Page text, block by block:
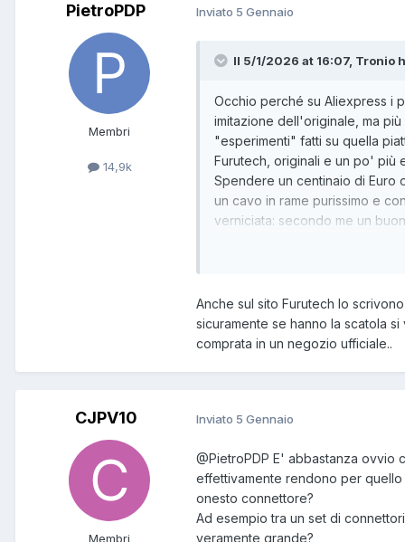
PietroPDP
Membri
14,9k
Inviato 5 Gennaio
Il 5/1/2026 at 16:07, Tronio
Occhio perché su Aliexpress i
imitazione dell'originale, ma
"esperimenti" fatti su quella
Furutech, originali e un po' più
Spendere un centinaio di Euro
un cavo in rame purissimo e
verniciata: secondo me un
l'accoppiata Mogami-Neutrix
Anche sul sito Furutech lo
sicuramente se hanno la scatola
comprata in un negozio ufficiale..
CJPV10
Membri
Inviato 5 Gennaio
@PietroPDP E' abbastanza ovvio
effettivamente rendono per
onesto connettore?
Ad esempio tra un set di
veramente grande?